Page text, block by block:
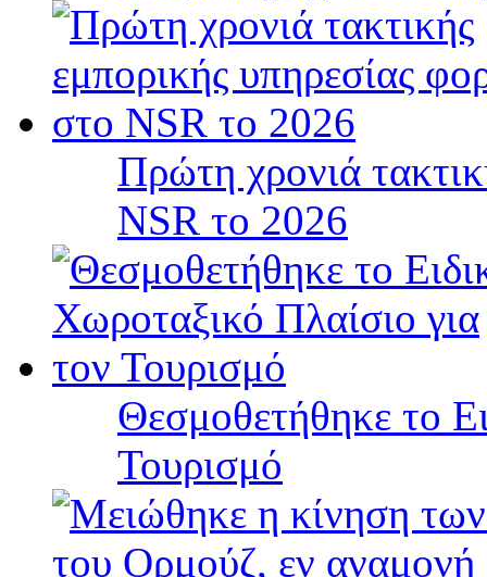
Πρώτη χρονιά
NSR το 2026
Θεσμοθετήθηκε το
Τουρισμό